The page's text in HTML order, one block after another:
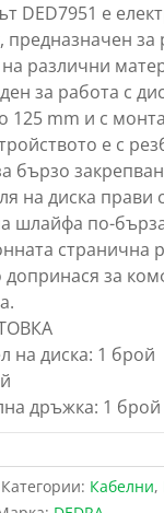
DED7951 е
предназначен за
различни
за работа с
125 mm и с
е с
бързо
на диска прави
шлайфа по-
странична
допринася за
на диска: 1 брой
дръжка: 1 брой
Категории: Кабелни,